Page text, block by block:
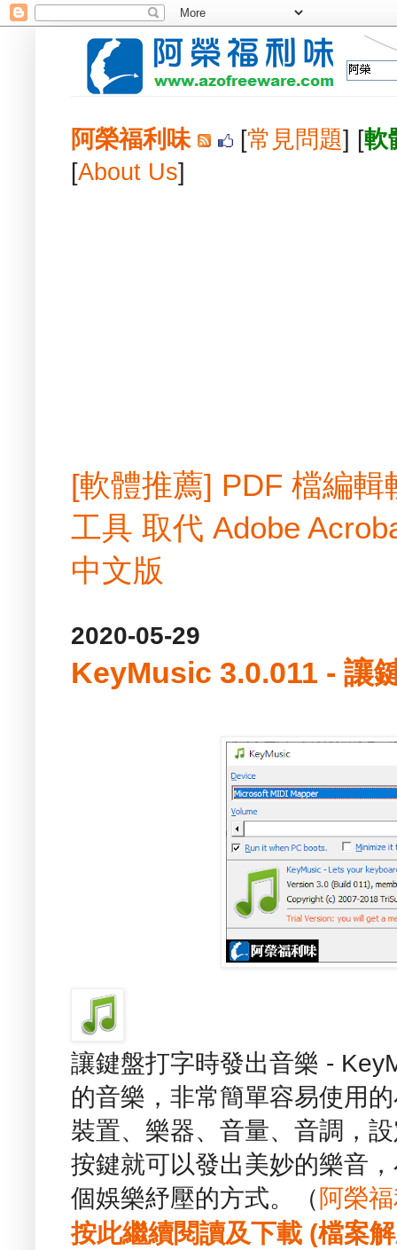
阿榮福利味 [常見問題] [軟
[About Us]
[軟體推薦] PDF 檔編
工具 取代 Adobe
中文版
2020-05-29
KeyMusic 3.0.011 - 讓
讓鍵盤打字時發出音樂 -
的音樂，非常簡單容易使用
裝置、樂器、音量、音調，
按鍵就可以發出美妙的樂音
個娛樂紓壓的方式。（ 阿榮
按此繼續閱讀及下載 (檔案